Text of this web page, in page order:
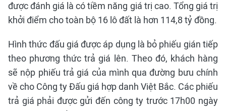
được đánh giá là có tiềm năng giá trị cao. Tổng giá trị
khởi điểm cho toàn bộ 16 lô đất là hơn 114,8 tỷ đồng.
Hình thức đấu giá được áp dụng là bỏ phiếu gián tiếp
theo phương thức trả giá lên. Theo đó, khách hàng
sẽ nộp phiếu trả giá của mình qua đường bưu chính
về cho Công ty Đấu giá hợp danh Việt Bắc. Các phiếu
trả giá phải được gửi đến công ty trước 17h00 ngày